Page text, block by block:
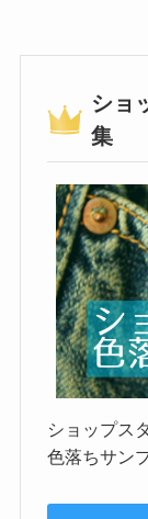
ショ
集
ショップス
色落ちサン